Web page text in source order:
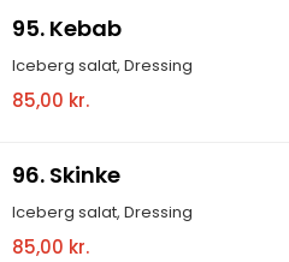
95. Kebab
Iceberg salat, Dressing
85,00 kr.
96. Skinke
Iceberg salat, Dressing
85,00 kr.